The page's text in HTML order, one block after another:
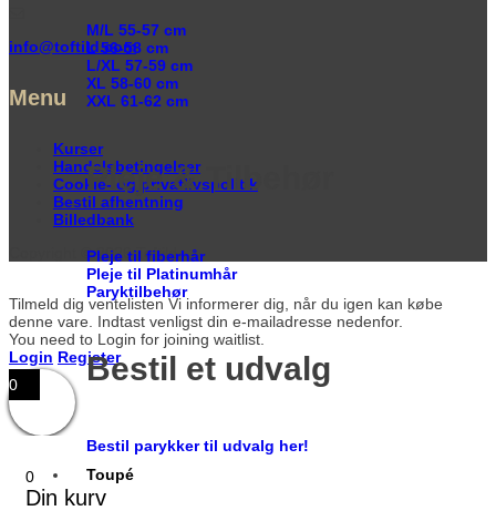
M/L 55-57 cm
L 56-58 cm
L/XL 57-59 cm
XL 58-60 cm
XXL 61-62 cm
Pleje & Tilbehør
Pleje til fiberhår
Pleje til Platinumhår
Paryktilbehør
Bestil et udvalg
Bestil parykker til udvalg her!
Toupé
info@toftild.com
Menu
Kurser
Handelsbetingelser
Cookie- og privatlivspolitik
Bestil afhentning
Billedbank
Copyright © 2026 Toftild
Tilmeld dig ventelisten Vi informerer dig, når du igen kan købe
denne vare. Indtast venligst din e-mailadresse nedenfor.
You need to Login for joining waitlist.
Login Register
0
0
Din kurv